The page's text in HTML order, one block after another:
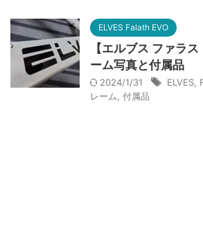
ELVES Falath EVO
【エルブス ファラ
ーム写真と付属品
2024/1/31 ELVES
レーム
付属品